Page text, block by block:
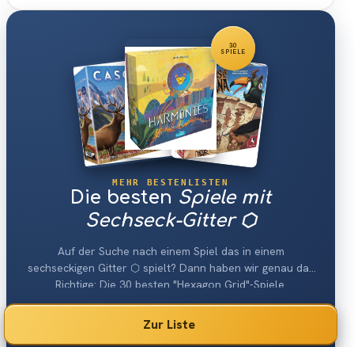
30
SPIELE
MEHR BESTENLISTEN
Die besten Spiele mit
Sechseck-Gitter ⬡
Auf der Suche nach einem Spiel das in einem
sechseckigen Gitter ⬡ spielt? Dann haben wir genau das
Richtige: Die 30 besten "Hexagon Grid"-Spiele.
Zur Liste